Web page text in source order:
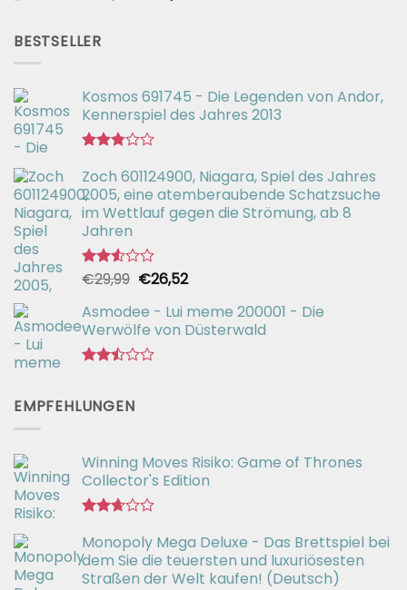
von 5
BESTSELLER
Kosmos 691745 - Die Legenden von Andor,
Kennerspiel des Jahres 2013
mit
2.77
von 5
Zoch 601124900, Niagara, Spiel des Jahres
2005, eine atemberaubende Schatzsuche
im Wettlauf gegen die Strömung, ab 8
Jahren
Bewertet
2.54
von 5
€29,99 Ursprünglicher
war:
€29,99
€26,52Aktueller
ist:
€26,52.
Asmodee - Lui meme 200001 - Die
Werwölfe von Düsterwald
2.49
EMPFEHLUNGEN
Winning Moves Risiko: Game of Thrones
Collector's Edition
mit
2.66
von 5
Monopoly Mega Deluxe - Das Brettspiel bei
dem Sie die teuersten und luxuriösesten
Straßen der Welt kaufen! (Deutsch)